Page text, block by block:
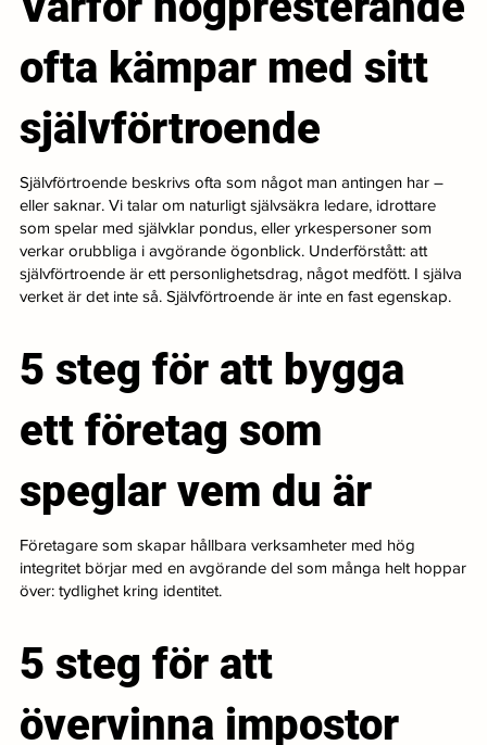
ofta kämpar med sitt
självförtroende
Självförtroende beskrivs ofta som något man antingen har –
eller saknar. Vi talar om naturligt självsäkra ledare, idrottare
som spelar med självklar pondus, eller yrkespersoner som
verkar orubbliga i avgörande ögonblick. Underförstått: att
självförtroende är ett personlighetsdrag, något medfött. I själva
verket är det inte så. Självförtroende är inte en fast egenskap.
5 steg för att bygga
ett företag som
speglar vem du är
Företagare som skapar hållbara verksamheter med hög
integritet börjar med en avgörande del som många helt hoppar
över: tydlighet kring identitet.
5 steg för att
övervinna impostor